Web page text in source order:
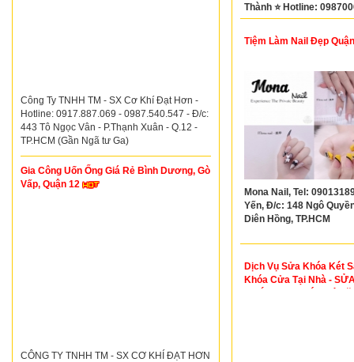
Công Ty TNHH TM - SX Cơ Khí Đạt Hơn -
Hotline: 0917.887.069 - 0987.540.547 - Đ/c:
443 Tô Ngọc Vân - P.Thạnh Xuân - Q.12 -
TP.HCM (Gần Ngã tư Ga)
Gia Công Uốn Ống Giá Rẻ Bình Dương, Gò
Vấp, Quận 12
CÔNG TY TNHH TM - SX CƠ KHÍ ĐẠT HƠN
Thành ⭐ Hotline:
Đ/c: Vĩnh Lộc A, Bình
TP. Hồ Chí Minh
Tiệm Làm Nail Đẹp
Mona Nail, Tel:
Yến, Đ/c: 148 Ngô
Diên Hồng, TP.HCM
Dịch Vụ Sửa Khóa Két
Khóa Cửa Tại Nhà -